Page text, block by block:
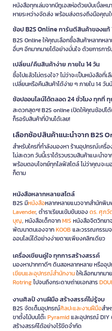
หนังสือทุกเล่มจากบีทูเอสห่อด้วยบับเบิ้ลห
หายระหว่างจัดส่ง พร้อมส่งตรงถึงมือคุ
ช้อป B2S Online การันตีสินค้าของแท้
B2S Online ให้คุณเลือกซื้อสินค้าหลากหล
อื่นๆ อีกมากมายได้อย่างมั่นใจ ด้วยการกา
เปลี่ยน/คืนสินค้าง่าย ภายใน 14 วัน
ซื้อไปแล้วไม่ตรงใจ? ไม่ว่าจะเป็นหนังสือ
เปลี่ยนหรือคืนสินค้าได้ง่าย ๆ ภายใน 14 วั
ช้อปออนไลน์ได้ตลอด 24 ชั่วโมง ทุกที่ ทุ
สะดวกสุดๆ! B2S online เปิดให้คุณช้อปไ
ก็รอรับสินค้าที่บ้านได้เลย!
เลือกช้อปสินค้าแนะนำจาก B2S
สำหรับใครที่กำลังมองหา ร้านอุปกรณ์เครื่
ไม่สะดวก วันนี้เราได้รวบรวมสินค้าแนะนำ
พร้อมตอบโจทย์ทุกไลฟ์สไตล์ ไม่ว่าคุณจะ
ก็ตาม
หนังสือหลากหลายสไตล์
B2S มีหนังสือหลากหลายแนวจากสำนักพิม
Lavender, ตำราเรียนเข้มข้นของดร. ศุภ
บุญ, หนังสือเด็กจากMIS หนังสือจิตวิทยา
พัฒนาตนเองจากKOOB และวรรณกรรม
ออนไลน์ได้อย่างง่ายดายเพียงคลิกเดียว
เครื่องเขียนคู่ใจ ทุกการสร้างสรรค์
มองหาปากกาดีๆ ดินสอหลากหลาย หรืออุ
เขียนและอุปกรณ์สำนักงานให้เลือกมากม
Rotringไปจนถึงกระดาษถ่ายเอกสาร
งานศิลป์ งานฝีมือ สร้างสรรค์ไม่รู้จบ
B2S จัดเต็มอุปกรณ์ศิลปะและงานฝีมือสำ
ขาตั้งไม้บนโต๊ะPyramidและอุปกรณ์ DIY
สร้างสรรค์ได้อย่างไร้ขีดจำกัด